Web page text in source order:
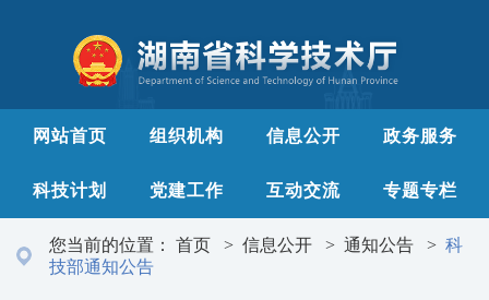
网站首页 组织机构 信息公开 政务服务
科技计划 党建工作 互动交流 专题专栏
您当前的位置： 首页 > 信息公开 > 通知公告 > 科
技部通知公告